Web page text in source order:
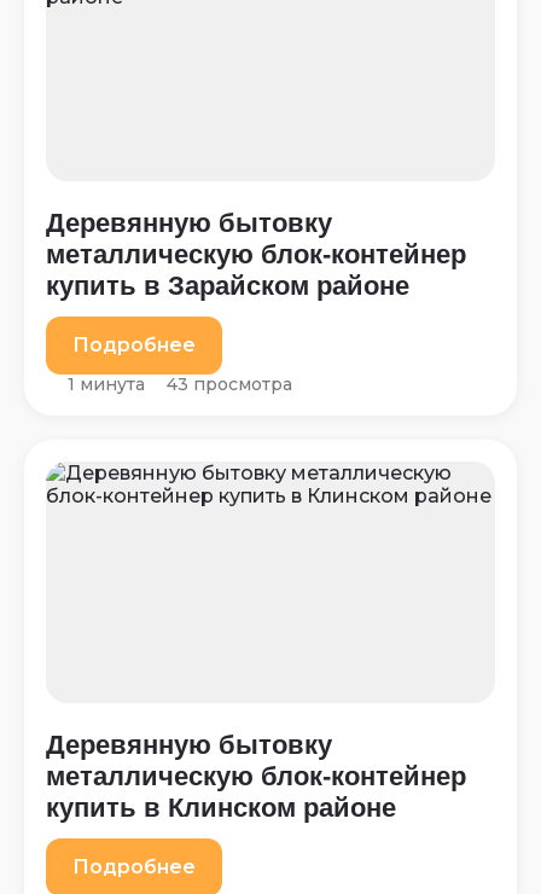
Деревянную бытовку
металлическую блок-контейнер
купить в Зарайском районе
Подробнее
1 минута 43 просмотра
Деревянную бытовку
металлическую блок-контейнер
купить в Клинском районе
Подробнее